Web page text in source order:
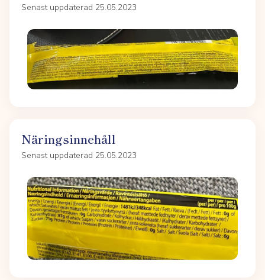
Senast uppdaterad 25.05.2023
Näringsinnehåll
Senast uppdaterad 25.05.2023